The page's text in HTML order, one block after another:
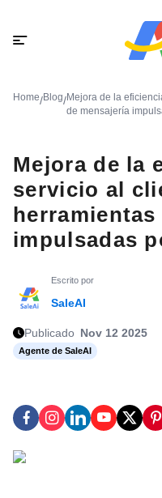
Home/Blog/Mejora de la
de mensajería
Mejora de la
servicio al
impulsadas
Escrito por
SaleAI
Publicado Nov 12 2025
Agente de SaleAI